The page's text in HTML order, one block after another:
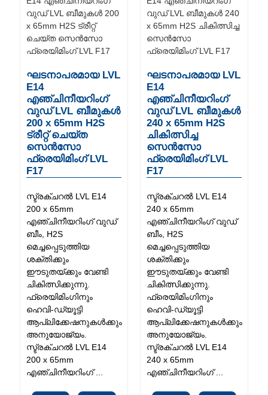
ഘടനാപരമായ LVL
E14
എഞ്ചിനീയറിംഗ്
വുഡ് LVL ബീമുകൾ
200 x 65mm H2S
ട്രീറ്റ് ചെയ്ത
സെൻസോ
ഫ്രെയിമിംഗ് LVL
F17
സ്ട്രക്ചറൽ LVL E14
200 x 65mm
എഞ്ചിനീയറിംഗ് വുഡ്
ബീം, H2S
മെച്ചപ്പെടുത്തിയ
ശക്തിക്കും
ഈടുതയ്ക്കും വേണ്ടി
ചികിത്സിക്കുന്നു.
ഫ്രെയിമിംഗിനും
ഹെവി-ഡ്യൂട്ടി
ആപ്ലിക്കേഷനുകൾക്കും
അനുയോജ്യം.
സ്ട്രക്ചറൽ LVL E14
200 x 65mm
എഞ്ചിനീയറിംഗ് ...
ഘടനാപരമായ LVL
E14
എഞ്ചിനീയറിംഗ്
വുഡ് LVL ബീമുകൾ
240 x 65mm H2S
ചികിത്സിച്ച
സെൻസോ
ഫ്രെയിമിംഗ് LVL
F17
സ്ട്രക്ചറൽ LVL E14
240 x 65mm
എഞ്ചിനീയറിംഗ് വുഡ്
ബീം, H2S
മെച്ചപ്പെടുത്തിയ
ശക്തിക്കും
ഈടുതയ്ക്കും വേണ്ടി
ചികിത്സിക്കുന്നു.
ഫ്രെയിമിംഗിനും
ഹെവി-ഡ്യൂട്ടി
ആപ്ലിക്കേഷനുകൾക്കും
അനുയോജ്യം.
സ്ട്രക്ചറൽ LVL E14
240 x 65mm
എഞ്ചിനീയറിംഗ് ...